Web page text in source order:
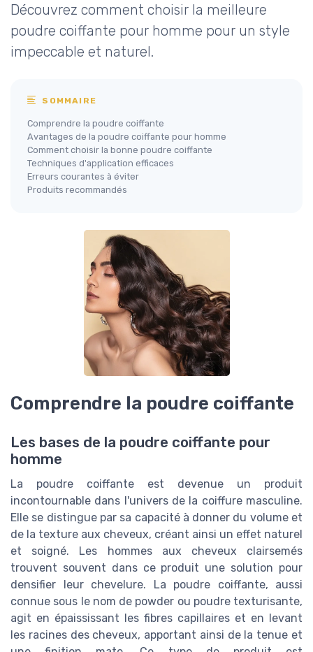
Découvrez comment choisir la meilleure
poudre coiffante pour homme pour un style
impeccable et naturel.
SOMMAIRE
Comprendre la poudre coiffante
Avantages de la poudre coiffante pour homme
Comment choisir la bonne poudre coiffante
Techniques d'application efficaces
Erreurs courantes à éviter
Produits recommandés
Comprendre la poudre coiffante
Les bases de la poudre coiffante pour
homme
La poudre coiffante est devenue un produit
incontournable dans l'univers de la coiffure masculine.
Elle se distingue par sa capacité à donner du volume et
de la texture aux cheveux, créant ainsi un effet naturel
et soigné. Les hommes aux cheveux clairsemés
trouvent souvent dans ce produit une solution pour
densifier leur chevelure. La poudre coiffante, aussi
connue sous le nom de powder ou poudre texturisante,
agit en épaississant les fibres capillaires et en levant
les racines des cheveux, apportant ainsi de la tenue et